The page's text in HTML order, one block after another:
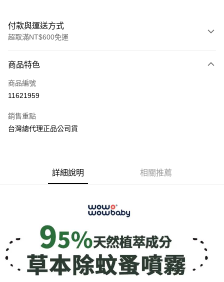
付款與運送方式
超取滿NT$600免運
信用卡一次付款
超商取貨付款
Apple Pay
【關於「AFTEE先享後付」】
AFTEE先享後付是「在收到商品之後才付款」的支付方式。 讓您購物簡單
便利好安心！
１．簡單：不需註冊會員、不需綁卡、不需儲值。
２．便利：只要手機號碼，簡訊認證，即可結帳。
ATM付款
運送方式
商品特色
商品編號
11621959
銷售重點
台灣總代理正品公司貨
詳細說明 相關推薦